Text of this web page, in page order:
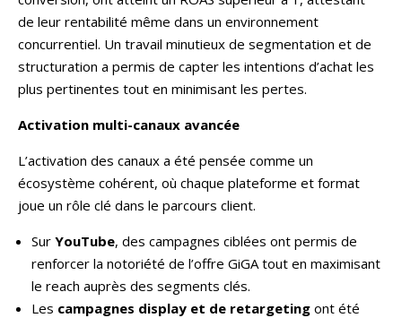
de leur rentabilité même dans un environnement
concurrentiel. Un travail minutieux de segmentation et de
structuration a permis de capter les intentions d’achat les
plus pertinentes tout en minimisant les pertes.
Activation multi-canaux avancée
L’activation des canaux a été pensée comme un
écosystème cohérent, où chaque plateforme et format
joue un rôle clé dans le parcours client.
Sur YouTube, des campagnes ciblées ont permis de
renforcer la notoriété de l’offre GiGA tout en maximisant
le reach auprès des segments clés.
Les campagnes display et de retargeting ont été